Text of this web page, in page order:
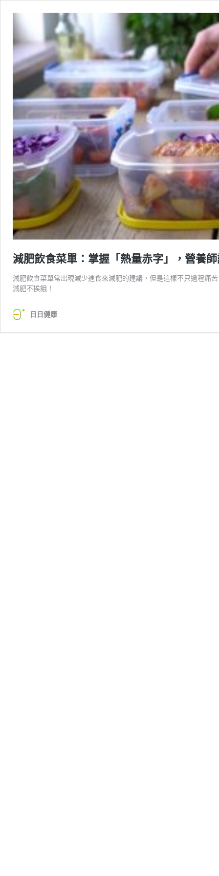
減肥飲食菜單：掌握「熱量赤字」，營養
減肥飲食菜單常出現減少進食來減肥的建議，但是這樣不只過程痛
減肥不挨餓！
日日健康